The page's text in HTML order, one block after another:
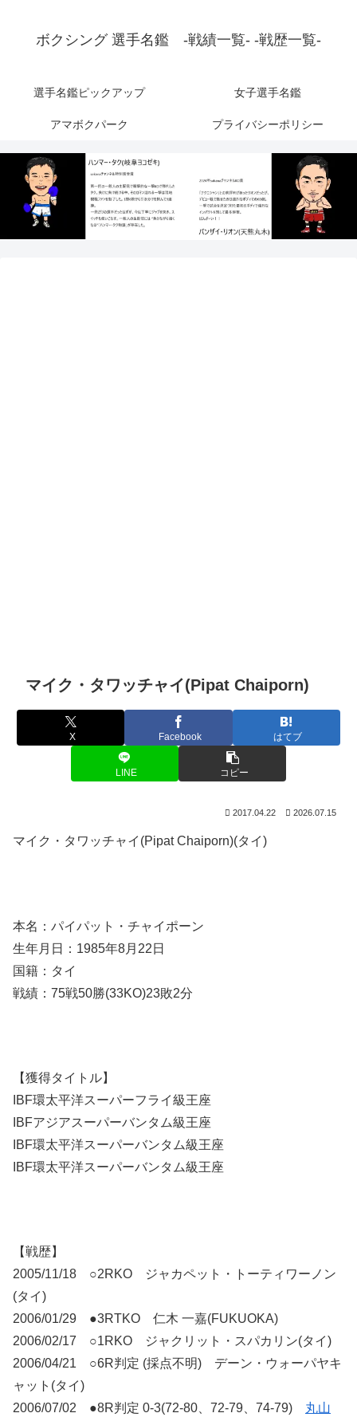
ボクシング 選手名鑑 -戦績一覧- -戦歴一覧-
選手名鑑ピックアップ 女子選手名鑑
アマボクパーク プライバシーポリシー
マイク・タワッチャイ(Pipat Chaiporn)
X Facebook はてブ
LINE コピー
2017.04.22 2026.07.15
マイク・タワッチャイ(Pipat Chaiporn)(タイ)
本名：パイパット・チャイポーン
生年月日：1985年8月22日
国籍：タイ
戦績：75戦50勝(33KO)23敗2分
【獲得タイトル】
IBF環太平洋スーパーフライ級王座
IBFアジアスーパーバンタム級王座
IBF環太平洋スーパーバンタム級王座
IBF環太平洋スーパーバンタム級王座
【戦歴】
2005/11/18 ○2RKO ジャカペット・トーティワーノン
(タイ)
2006/01/29 ●3RTKO 仁木 一嘉(FUKUOKA)
2006/02/17 ○1RKO ジャクリット・スパカリン(タイ)
2006/04/21 ○6R判定 (採点不明) デーン・ウォーパヤキ
ャット(タイ)
2006/07/02 ●8R判定 0-3(72-80、72-79、74-79) 丸山